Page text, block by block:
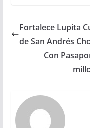
Fortalece Lupita
de San Andrés
Con